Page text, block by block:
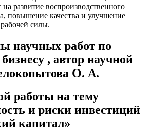
на развитие воспроизводственного
повышение качества и улучшение
силы.
научных работ по
, автор научной
О. А.
работы на тему
и риски инвестиций
капитал»